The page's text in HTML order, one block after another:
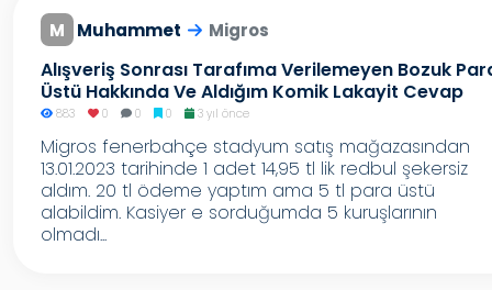
M Muhammet Migros
Alışveriş Sonrası Tarafıma Verilemeyen Bozuk
Üstü Hakkında Ve Aldığım Komik Lakayit Cevap
883 0 0 0 3 yıl önce
Migros fenerbahçe stadyum satış mağazasından
13.01.2023 tarihinde 1 adet 14,95 tl lik redbul şekersiz
aldım. 20 tl ödeme yaptım ama 5 tl para üstü
alabildim. Kasiyer e sorduğumda 5 kuruşlarının
olmadı...